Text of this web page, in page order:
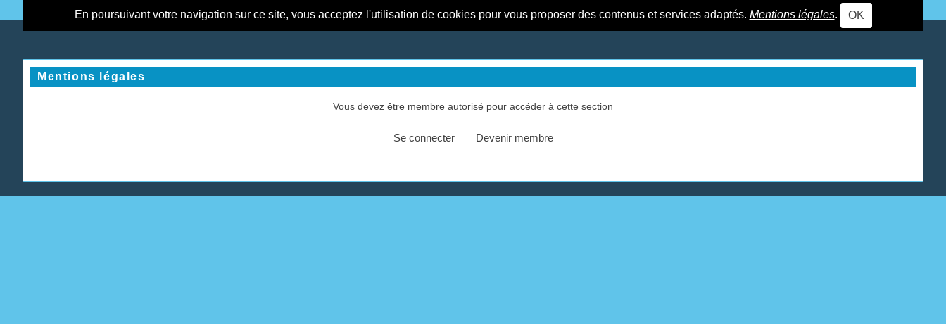
En poursuivant votre navigation sur ce site, vous acceptez l'utilisation de cookies pour vous proposer des contenus et services adaptés. Mentions légales. OK
Mentions légales
Vous devez être membre autorisé pour accéder à cette section
Se connecter Devenir membre